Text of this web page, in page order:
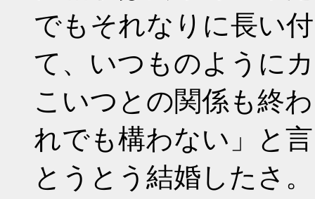
でもそれなりに長い
て、いつものように
こいつとの関係も終
れでも構わない」と
とうとう結婚したさ。